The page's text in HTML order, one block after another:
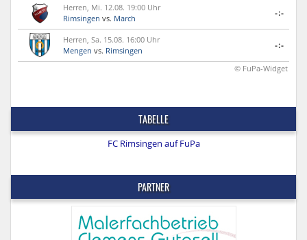
Herren, Mi. 12.08. 19:00 Uhr
Rimsingen vs. March
-:-
Herren, Sa. 15.08. 16:00 Uhr
Mengen vs. Rimsingen
-:-
© FuPa-Widget
TABELLE
FC Rimsingen auf FuPa
PARTNER